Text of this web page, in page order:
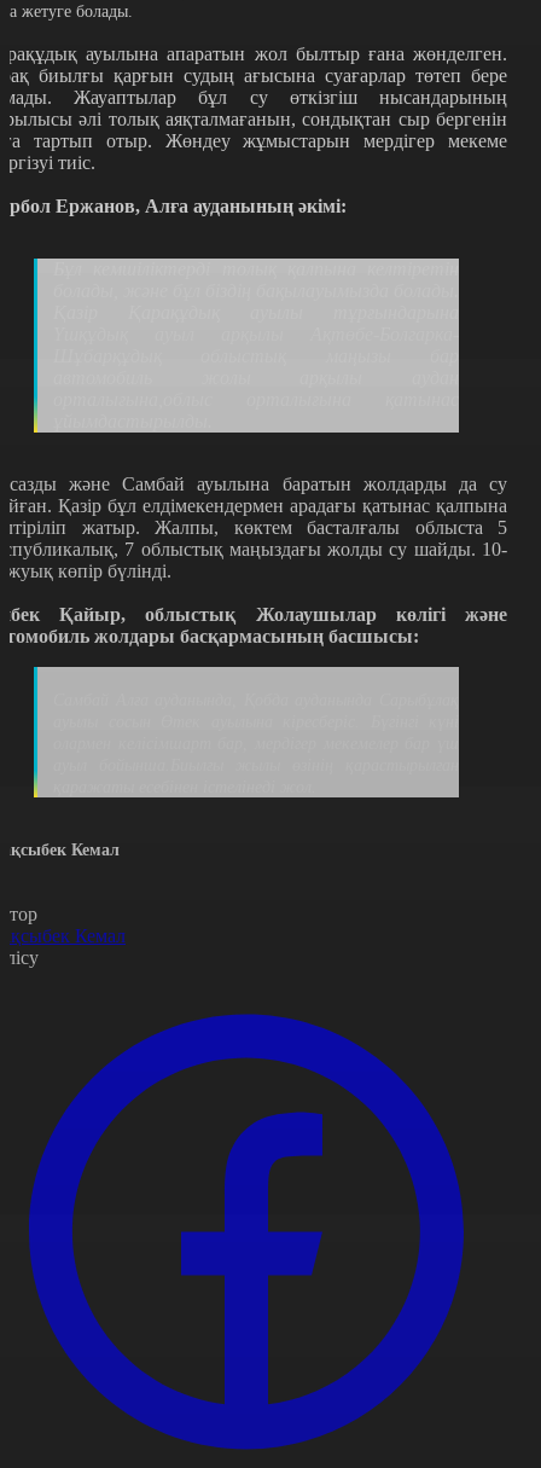
жетуге болады.
ауылына апаратын жол былтыр ғана жөнделген.
биылғы қарғын судың ағысына суағарлар төтеп бере
Жауаптылар бұл су өткізгіш нысандарының
әлі толық аяқталмағанын, сондықтан сыр бергенін
тартып отыр. Жөндеу жұмыстарын мердігер мекеме
тиіс.
Ержанов, Алға ауданының әкімі:
және Самбай ауылына баратын жолдарды да су
Қазір бұл елдімекендермен арадағы қатынас қалпына
жатыр. Жалпы, көктем басталғалы облыста 5
7 облыстық маңыздағы жолды су шайды. 10-
жуық көпір бүлінді.
Қайыр, облыстық Жолаушылар көлігі және
жолдары басқармасының басшысы:
Кемал
Кемал